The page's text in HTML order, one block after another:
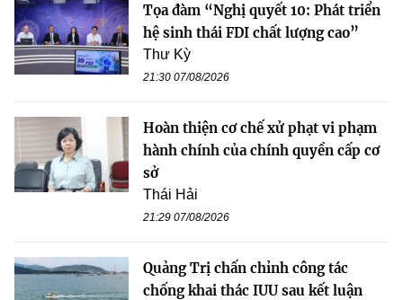
Tọa đàm “Nghị quyết 10: Phát triển
hệ sinh thái FDI chất lượng cao”
Thư Kỳ
21:30 07/08/2026
Hoàn thiện cơ chế xử phạt vi phạm
hành chính của chính quyền cấp cơ
sở
Thái Hải
21:29 07/08/2026
Quảng Trị chấn chỉnh công tác
chống khai thác IUU sau kết luận